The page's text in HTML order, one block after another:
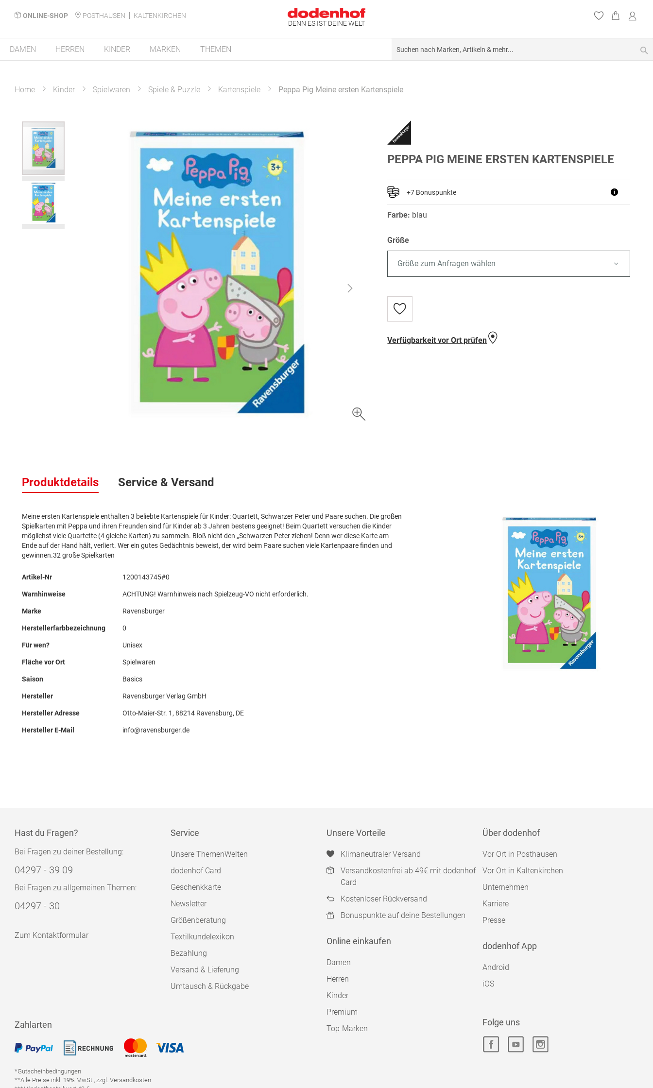
ONLINE-SHOP POSTHAUSEN
KALTENKIRCHEN
DENN ES IST DEINE WELT
DAMEN HERREN KINDER MARKEN THEMEN
Home Kinder Spielwaren Spiele & Puzzle Kartenspiele Peppa Pig Meine ersten Kartenspiele
Zum
Ende
Bildergalerie
springen
der
Bildergalerie
PEPPA PIG MEINE ERSTEN KARTENSPIELE
+7 Bonuspunkte i
Farbe: blau
Größe
Größe zum Anfragen wählen
Zur
Wunschliste
Verfügbarkeit vor Ort prüfen
Produktdetails
Meine ersten Kartenspiele enthalten 3 beliebte Kartenspiele für Kinder: Quartett, Schwarzer Peter und Paare suchen. Die großen
Spielkarten mit Peppa und ihren Freunden sind für Kinder ab 3 Jahren bestens geeignet! Beim Quartett versuchen die Kinder
möglichst viele Quartette (4 gleiche Karten) zu sammeln. Bloß nicht den „Schwarzen Peter ziehen! Denn wer diese Karte am
Ende auf der Hand hält, verliert. Wer ein gutes Gedächtnis beweist, der wird beim Paare suchen viele Kartenpaare finden und
gewinnen.32 große Spielkarten
Mehr
Artikel-Nr 1200143745#0
Warnhinweise ACHTUNG! Warnhinweis nach Spielzeug-VO nicht erforderlich.
Marke Ravensburger
Herstellerfarbbezeichnung 0
Für wen? Unisex
Fläche vor Ort Spielwaren
Saison Basics
Hersteller Ravensburger Verlag GmbH
Hersteller Adresse Otto-Maier-Str. 1, 88214 Ravensburg, DE
Hersteller E-Mail info@ravensburger.de
Service & Versand
Hast du Fragen?
Bei Fragen zu deiner Bestellung:
04297 - 39 09
Bei Fragen zu allgemeinen Themen:
04297 - 30
Zum Kontaktformular
Service
Unsere ThemenWelten
dodenhof Card
Geschenkkarte
Newsletter
Größenberatung
Textilkundelexikon
Bezahlung
Versand & Lieferung
Umtausch & Rückgabe
Unsere Vorteile
Klimaneutraler Versand
Versandkostenfrei ab 49€ mit dodenhof
Card
Kostenloser Rückversand
Bonuspunkte auf deine Bestellungen
Online einkaufen
Damen
Herren
Kinder
Premium
Top-Marken
Über dodenhof
Vor Ort in Posthausen
Vor Ort in Kaltenkirchen
Unternehmen
Karriere
Presse
dodenhof App
Android
iOS
Zahlarten
*Gutscheinbedingungen
**Alle Preise inkl. 19% MwSt., zzgl. Versandkosten
Folge uns